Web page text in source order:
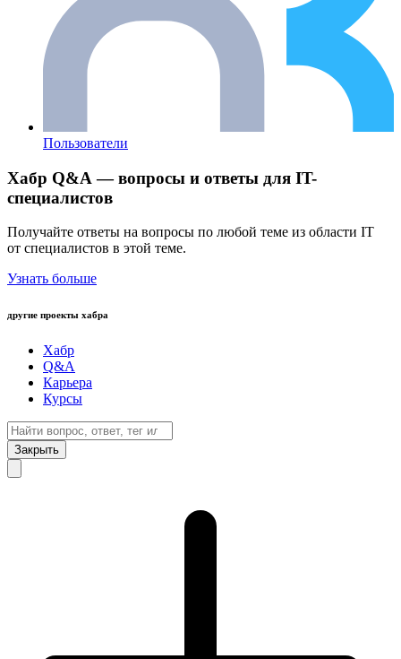
Пользователи
Хабр Q&A — вопросы и ответы для IT-
специалистов
Получайте ответы на вопросы по любой теме из области IT
от специалистов в этой теме.
Узнать больше
другие проекты хабра
Хабр
Q&A
Карьера
Курсы
Закрыть